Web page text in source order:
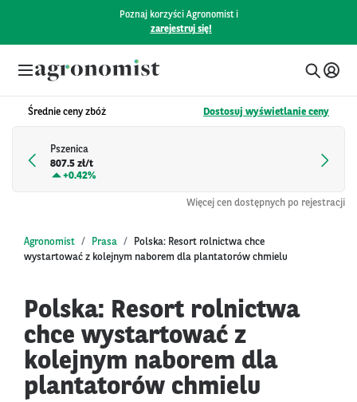
Poznaj korzyści Agronomist i
zarejestruj się!
Średnie ceny zbóż Dostosuj wyświetlanie ceny
Pszenica
807.5 zł/t
+0.42%
Więcej cen dostępnych po rejestracji
Agronomist Prasa
Polska: Resort rolnictwa chce
wystartować z kolejnym naborem dla plantatorów chmielu
Polska: Resort rolnictwa
chce wystartować z
kolejnym naborem dla
plantatorów chmielu